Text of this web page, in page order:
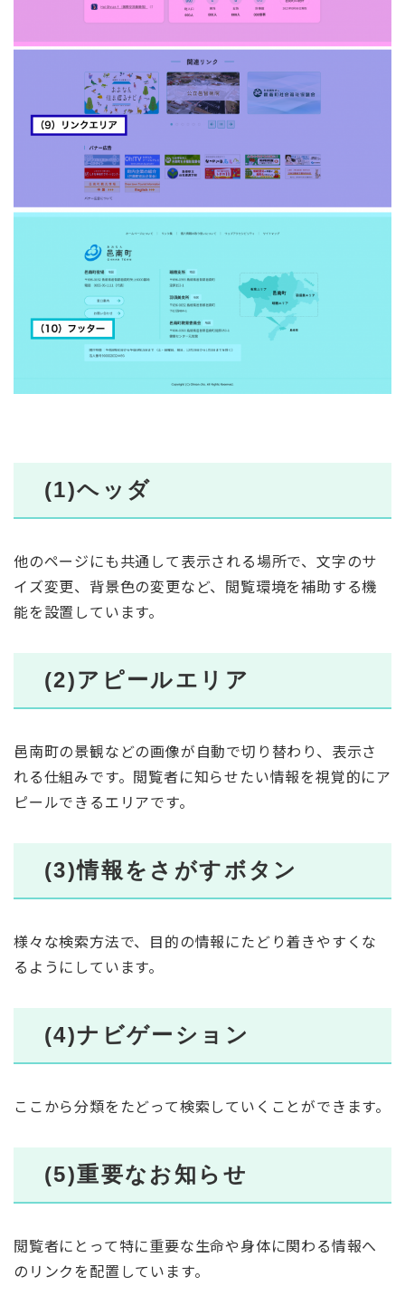
(1)ヘッダ
他のページにも共通して表示される場所で、文字のサ
イズ変更、背景色の変更など、閲覧環境を補助する機
能を設置しています。
(2)アピールエリア
邑南町の景観などの画像が自動で切り替わり、表示さ
れる仕組みです。閲覧者に知らせたい情報を視覚的にア
ピールできるエリアです。
(3)情報をさがすボタン
様々な検索方法で、目的の情報にたどり着きやすくな
るようにしています。
(4)ナビゲーション
ここから分類をたどって検索していくことができます。
(5)重要なお知らせ
閲覧者にとって特に重要な生命や身体に関わる情報へ
のリンクを配置しています。